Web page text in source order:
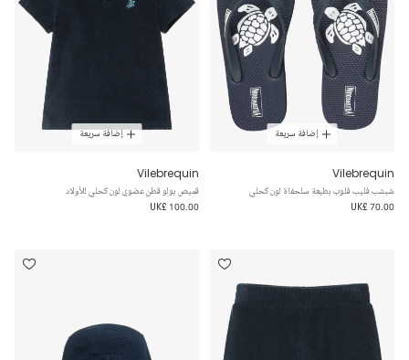
إضافة سريعة
Vilebrequin
شبشب فليب فلوب بطبعة سلحفاة لون كحلي
UK£ 70.00
إضافة سريعة
Vilebrequin
قميص بولو قطن عضوي لون كحلي للأولاد
UK£ 100.00